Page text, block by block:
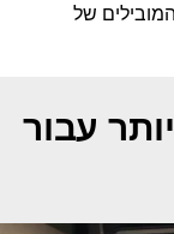
של
עבור